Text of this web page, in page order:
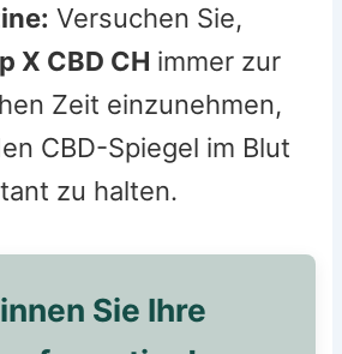
Versuchen Sie,
X CBD CH immer zur
Zeit einzunehmen,
CBD-Spiegel im Blut
zu halten.
Sie Ihre